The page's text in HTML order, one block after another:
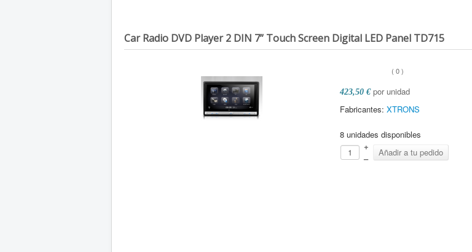
Car Radio DVD Player 2 DIN 7” Touch Screen Digital LED Panel TD715
( 0)
423,50 € por unidad
Fabricantes: XTRONS
8 unidades disponibles
+
–